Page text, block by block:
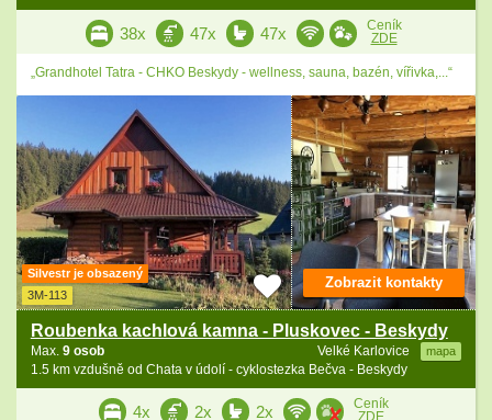
38x 47x 47x
Ceník
ZDE
„Grandhotel Tatra - CHKO Beskydy - wellness, sauna, bazén, vířivka,...“
Silvestr je obsazený
3M-113
Roubenka kachlová kamna - Pluskovec - Beskydy
Velké Karlovice mapa
Max. 9 osob
1.5 km vzdušně od Chata v údolí - cyklostezka Bečva - Beskydy
Zobrazit kontakty
4x 2x 2x
Ceník
ZDE